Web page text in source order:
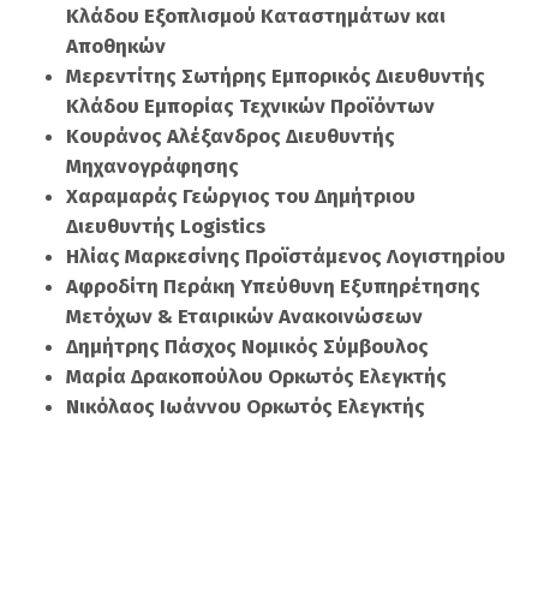
Κλάδου Εξοπλισμού Καταστημάτων και
Αποθηκών
Μερεντίτης Σωτήρης Εμπορικός Διευθυντής
Κλάδου Εμπορίας Τεχνικών Προϊόντων
Κουράνος Αλέξανδρος Διευθυντής
Μηχανογράφησης
Χαραμαράς Γεώργιος του Δημήτριου
Διευθυντής Logistics
Ηλίας Μαρκεσίνης Προϊστάμενος Λογιστηρίου
Αφροδίτη Περάκη Υπεύθυνη Εξυπηρέτησης
Μετόχων & Εταιρικών Ανακοινώσεων
Δημήτρης Πάσχος Νομικός Σύμβουλος
Μαρία Δρακοπούλου Ορκωτός Ελεγκτής
Νικόλαος Ιωάννου Ορκωτός Ελεγκτής